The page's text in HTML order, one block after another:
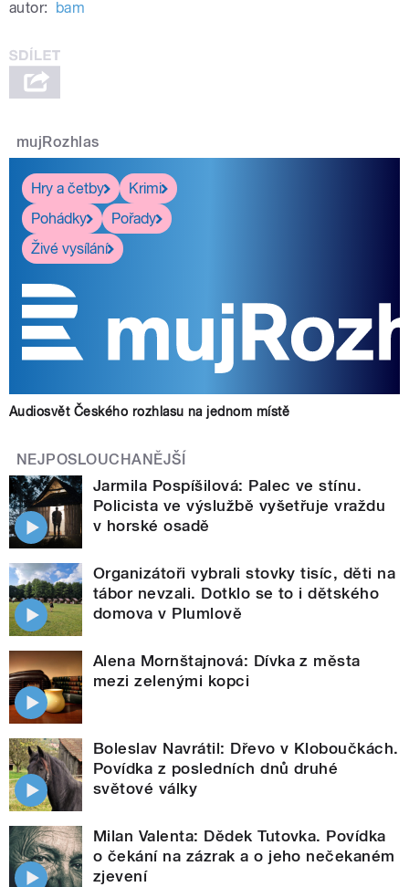
autor: bam
mujRozhlas
Hry a četby
Krimi
Pohádky
Pořady
Živé vysílání
Audiosvět Českého rozhlasu na jednom místě
NEJPOSLOUCHANĚJŠÍ
Jarmila Pospíšilová: Palec ve stínu.
Policista ve výslužbě vyšetřuje vraždu
v horské osadě
Organizátoři vybrali stovky tisíc, děti na
tábor nevzali. Dotklo se to i dětského
domova v Plumlově
Alena Mornštajnová: Dívka z města
mezi zelenými kopci
Boleslav Navrátil: Dřevo v Kloboučkách.
Povídka z posledních dnů druhé
světové války
Milan Valenta: Dědek Tutovka. Povídka
o čekání na zázrak a o jeho nečekaném
zjevení